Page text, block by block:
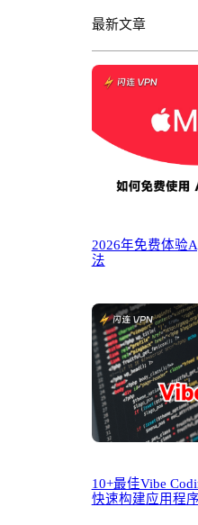
最新文章
2026年免费体验
法
10+最佳Vibe
快速构建应用程